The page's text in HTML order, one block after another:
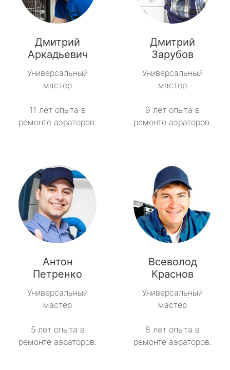
Дмитрий
Аркадьевич
Универсальный
мастер
11 лет опыта в
ремонте аэраторов.
Дмитрий
Зарубов
Универсальный
мастер
9 лет опыта в
ремонте аэраторов.
Антон
Петренко
Универсальный
мастер
5 лет опыта в
ремонте аэраторов.
Всеволод
Краснов
Универсальный
мастер
8 лет опыта в
ремонте аэраторов.